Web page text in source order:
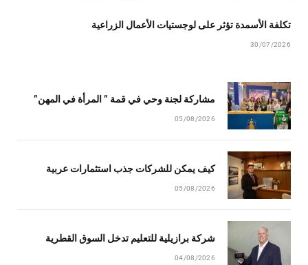
تكلفة الأسمدة تؤثر على لوجستيات الأعمال الزراعية
30/07/2026
مشاركة لجنة وحي في قمة ” المرأة في المهن”
05/08/2026
كيف يمكن للشركات جذب استثمارات عربية
05/08/2026
شركة برازيلية للتعليم تدخل السوق القطرية
04/08/2026